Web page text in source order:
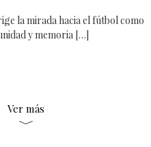
la mirada hacia el fútbol como
y memoria […]
Ver más